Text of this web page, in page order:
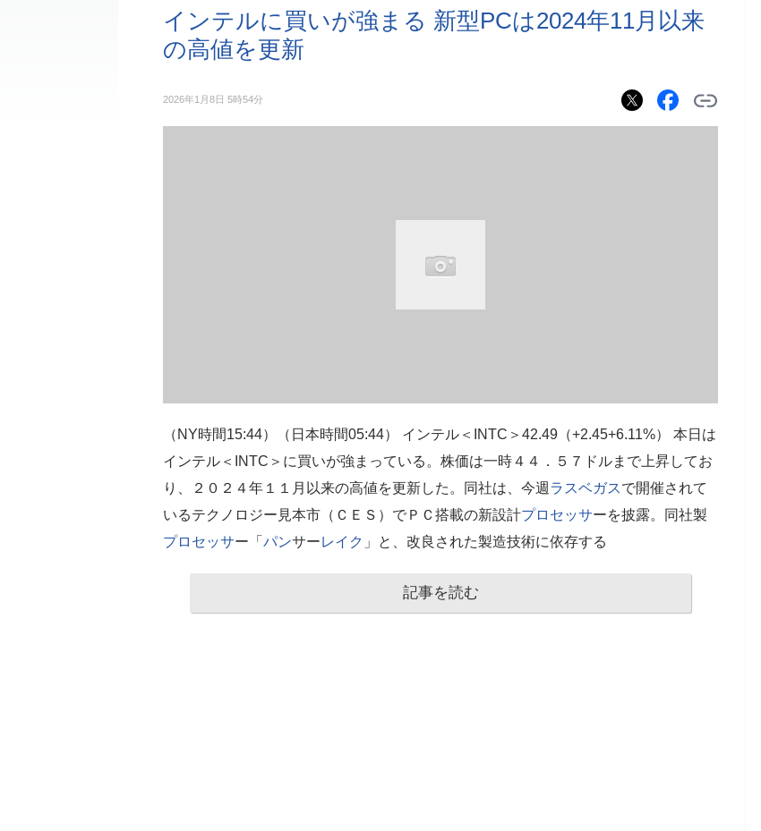
インテルに買いが強まる 新型PCは2024年11月以来
の高値を更新
2026年1月8日 5時54分
（NY時間15:44）（日本時間05:44） インテル＜INTC＞42.49（+2.45+6.11%） 本日は
インテル＜INTC＞に買いが強まっている。株価は一時４４．５７ドルまで上昇してお
り、２０２４年１１月以来の高値を更新した。同社は、今週 ラスベガスで開催されて
いるテクノロジー見本市（ＣＥＳ）でＰＣ搭載の新設計プロセッサーを披露。同社製
プロセッサー「 パンサーレイク 」と、改良された製造技術に依存する
記事を読む